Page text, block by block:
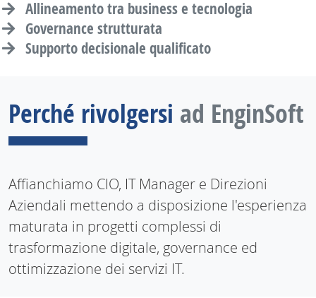
Allineamento tra business e tecnologia
Governance strutturata
Supporto decisionale qualificato
Perché rivolgersi ad EnginSoft
Affianchiamo CIO, IT Manager e Direzioni
Aziendali mettendo a disposizione l'esperienza
maturata in progetti complessi di
trasformazione digitale, governance ed
ottimizzazione dei servizi IT.